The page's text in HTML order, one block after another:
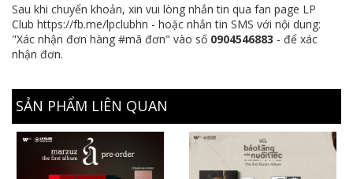
Sau khi chuyển khoản, xin vui lòng nhắn tin qua fan page LP
Club https://fb.me/lpclubhn - hoặc nhắn tin SMS với nội dung:
"Xác nhận đơn hàng #mã đơn" vào số 0904546883 - để xác
nhận đơn.
SẢN PHẨM LIÊN QUAN